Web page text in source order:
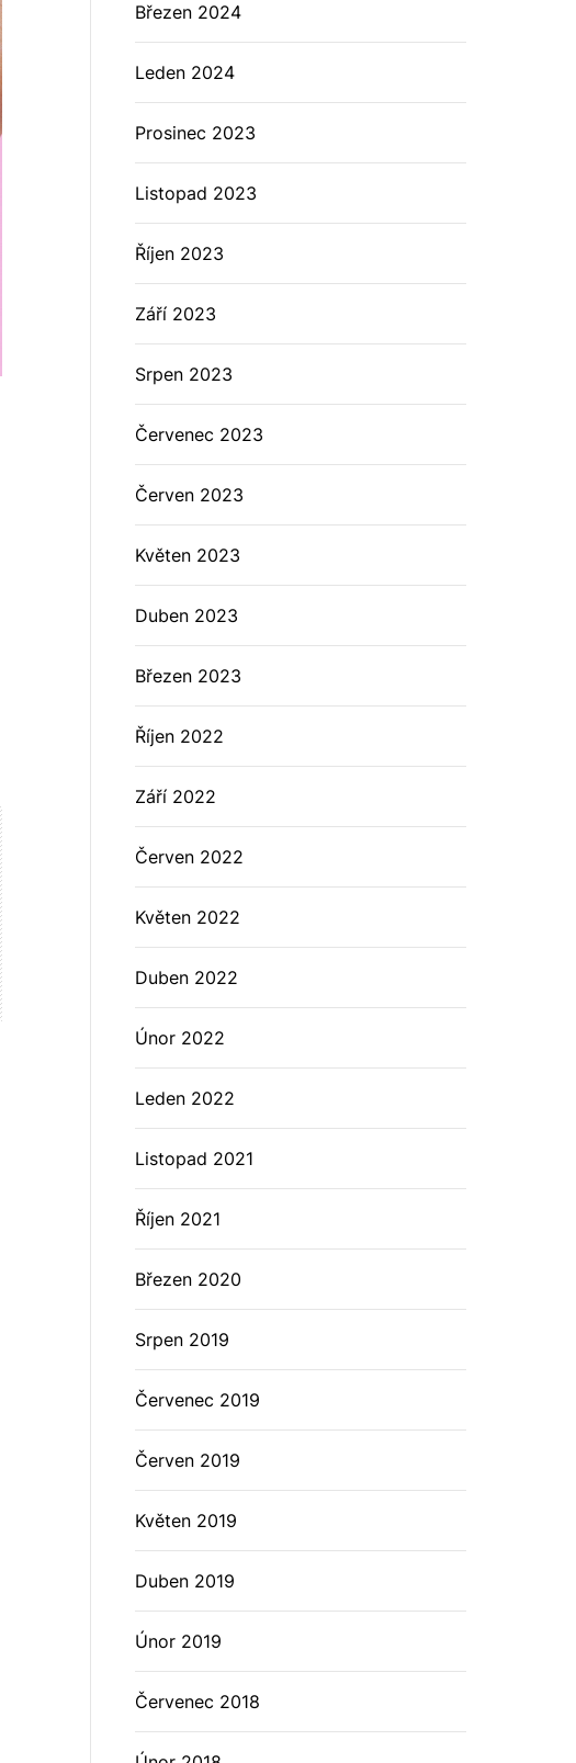
Březen 2024
Leden 2024
Prosinec 2023
Listopad 2023
Říjen 2023
Září 2023
Srpen 2023
Červenec 2023
Červen 2023
Květen 2023
Duben 2023
Březen 2023
Říjen 2022
Září 2022
Červen 2022
Květen 2022
Duben 2022
Únor 2022
Leden 2022
Listopad 2021
Říjen 2021
Březen 2020
Srpen 2019
Červenec 2019
Červen 2019
Květen 2019
Duben 2019
Únor 2019
Červenec 2018